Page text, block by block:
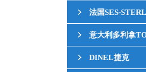
法国SES-
意大利多利拿
DINEL捷克